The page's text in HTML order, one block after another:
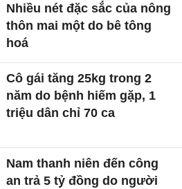
Nhiều nét đặc sắc của nông
thôn mai một do bê tông
hoá
Cô gái tăng 25kg trong 2
năm do bệnh hiếm gặp, 1
triệu dân chỉ 70 ca
Nam thanh niên đến công
an trả 5 tỷ đồng do người